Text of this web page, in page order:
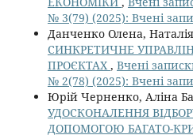
№ 3(79) (2025): Вчені
Данченко Олена,
СИНКРЕТИЧНЕ
ПРОЄКТАХ , Вчені
№ 2(78) (2025): Вчені
Юрій Черненко, Аліна
УДОСКОНАЛЕННЯ
ДОПОМОГОЮ БАГАТО-